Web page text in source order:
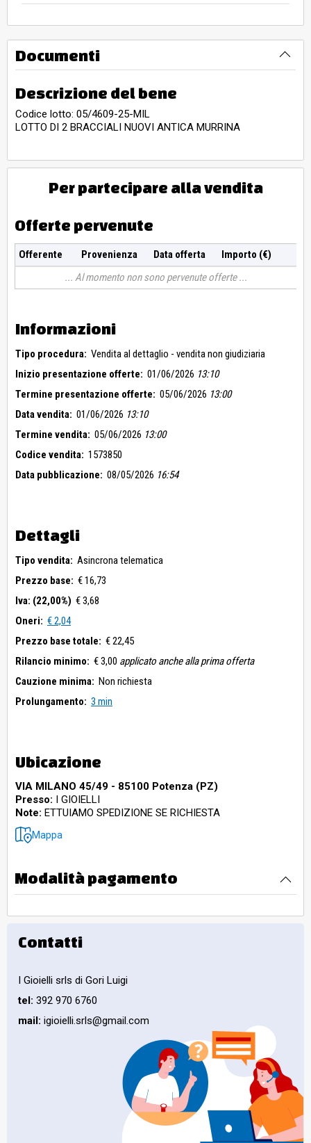
Documenti
Descrizione del bene
Codice lotto: 05/4609-25-MIL
LOTTO DI 2 BRACCIALI NUOVI ANTICA MURRINA
Per partecipare alla vendita
Offerte pervenute
Offerente Provenienza Data offerta
Importo (€)
Al momento non sono pervenute offerte
Informazioni
Tipo procedura: Vendita al dettaglio - vendita non giudiziaria
Inizio presentazione offerte: 01/06/2026 13:10
Termine presentazione offerte: 05/06/2026 13:00
Data vendita: 01/06/2026 13:10
Termine vendita: 05/06/2026 13:00
Codice vendita: 1573850
Data pubblicazione: 08/05/2026 16:54
Dettagli
Tipo vendita: Asincrona telematica
Prezzo base: € 16,73
Iva: (22,00%) € 3,68
Oneri: € 2,04
Prezzo base totale: € 22,45
Rilancio minimo: € 3,00 applicato anche alla prima offerta
Cauzione minima: Non richiesta
Prolungamento: 3 min
Ubicazione
VIA MILANO 45/49 - 85100 Potenza (PZ)
Presso: I GIOIELLI
Note: ETTUIAMO SPEDIZIONE SE RICHIESTA
Mappa
Modalità pagamento
Contatti
I Gioielli srls di Gori Luigi
tel: 392 970 6760
mail: igioielli.srls@gmail.com